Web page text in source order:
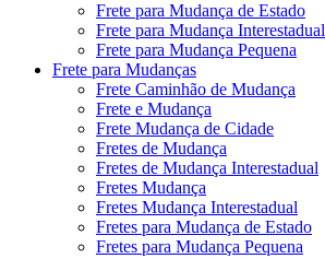
Frete para Mudança de Estado
Frete para Mudança Interestadual
Frete para Mudança Pequena
Frete para Mudanças
Frete Caminhão de Mudança
Frete e Mudança
Frete Mudança de Cidade
Fretes de Mudança
Fretes de Mudança Interestadual
Fretes Mudança
Fretes Mudança Interestadual
Fretes para Mudança de Estado
Fretes para Mudança Pequena